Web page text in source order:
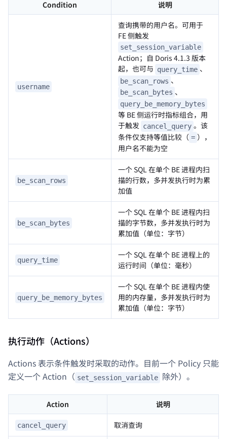
Condition 说明
username
查询携带的用户名。可用于
FE 侧触发
set_session_variable
Action；自 Doris 4.1.3 版本
起，也可与 query_time 、
be_scan_rows 、
be_scan_bytes 、
query_be_memory_bytes
等 BE 侧运行时指标组合，用
于触发 cancel_query 。该
条件仅支持等值比较（ = ），
用户名不能为空
be_scan_rows
一个 SQL 在单个 BE 进程内扫
描的行数，多并发执行时为累
加值
be_scan_bytes
一个 SQL 在单个 BE 进程内扫
描的字节数，多并发执行时为
累加值（单位：字节）
query_time
一个 SQL 在单个 BE 进程上的
运行时间（单位：毫秒）
query_be_memory_bytes
一个 SQL 在单个 BE 进程内使
用的内存量，多并发执行时为
累加值（单位：字节）
执行动作（Actions）
Actions 表示条件触发时采取的动作。目前一个 Policy 只能
定义一个 Action（ set_session_variable 除外）。
Action 说明
cancel_query 取消查询